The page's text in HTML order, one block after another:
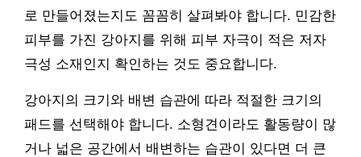
로 만들어졌는지도 꼼꼼히 살펴봐야 합니다. 민감한
피부를 가진 강아지를 위해 피부 자극이 적은 저자
극성 소재인지 확인하는 것도 중요합니다.
강아지의 크기와 배변 습관에 따라 적절한 크기의
패드를 선택해야 합니다. 소형견이라도 활동량이 많
거나 넓은 공간에서 배변하는 습관이 있다면 더 큰